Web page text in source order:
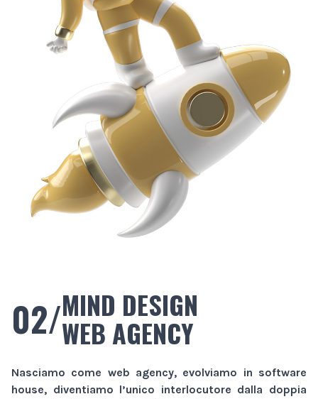
02/MIND DESIGN
WEB AGENCY
Nasciamo come web agency, evolviamo in software
house, diventiamo l’unico interlocutore dalla doppia